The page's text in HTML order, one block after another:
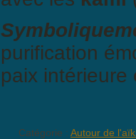
purification
paix intérieure
Catégorie : Autour de